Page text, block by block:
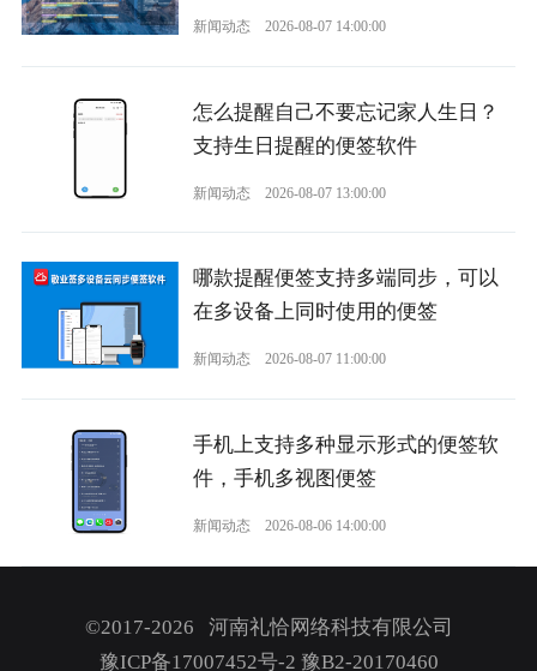
新闻动态 2026-08-07 14:00:00
怎么提醒自己不要忘记家人生日？
支持生日提醒的便签软件
新闻动态 2026-08-07 13:00:00
哪款提醒便签支持多端同步，可以
在多设备上同时使用的便签
新闻动态 2026-08-07 11:00:00
手机上支持多种显示形式的便签软
件，手机多视图便签
新闻动态 2026-08-06 14:00:00
©2017-2026 河南礼恰网络科技有限公司
豫ICP备17007452号-2 豫B2-20170460